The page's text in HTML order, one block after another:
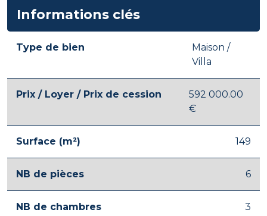
Informations clés
Type de bien
Maison /
Villa
Prix / Loyer / Prix de cession
592 000.00
€
Surface (m²) 149
NB de pièces 6
NB de chambres 3